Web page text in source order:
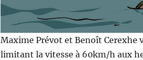
Maxime Prévot et Benoît
limitant la vitesse à 60km/h aux